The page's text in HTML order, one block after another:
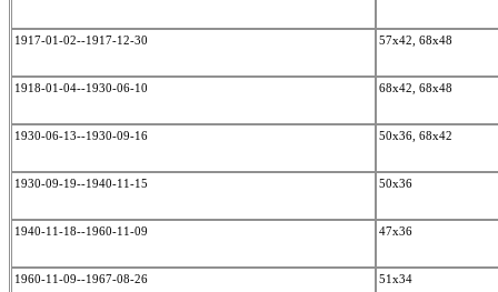
1917-01-02--1917-12-30 57x42, 68x48
1918-01-04--1930-06-10 68x42, 68x48
1930-06-13--1930-09-16 50x36, 68x42
1930-09-19--1940-11-15 50x36
1940-11-18--1960-11-09 47x36
1960-11-09--1967-08-26 51x34